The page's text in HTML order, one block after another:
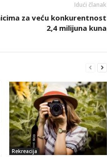
Idući članak
za veću konkurentnost
2,4 milijuna kuna
Rekreacija